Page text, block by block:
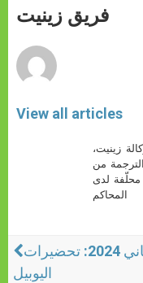
p
p
g
e
o
k
فريق زينيت
View all articles
زينيت،
من
محلّفة لدى
المحاكم
عناوين نشرة الخميس 7 تشرين الثاني 2024: تحضيرات
اليوبيل